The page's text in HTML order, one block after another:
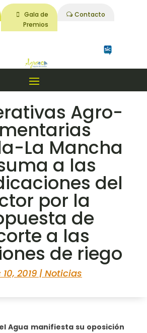
Gala de
Premios
Contacto
Agro-
La Mancha
a las
del
por la
de
a las
de riego
2019| Noticias
Agua manifiesta su oposición